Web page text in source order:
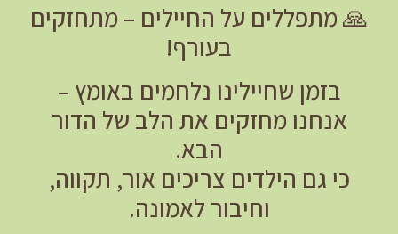
🙏מתפללים על החיילים – מתחזקים
בעורף!
בזמן שחיילינו נלחמים באומץ –
אנחנו מחזקים את הלב של הדור
הבא.
כי גם הילדים צריכים אור, תקווה,
וחיבור לאמונה.